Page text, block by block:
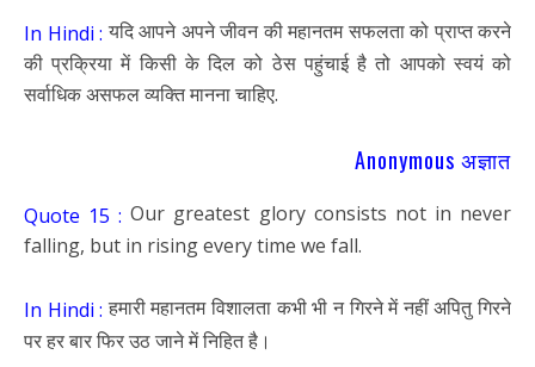
In Hindi : यदि आपने अपने जीवन की महानतम सफलता को प्राप्त करने
की प्रक्रिया में किसी के दिल को ठेस पहुंचाई है तो आपको स्वयं को
सर्वाधिक असफल व्यक्ति मानना चाहिए.
Anonymous अज्ञात
Quote 15 : Our greatest glory consists not in never
falling, but in rising every time we fall.
In Hindi : हमारी महानतम विशालता कभी भी न गिरने में नहीं अपितु गिरने
पर हर बार फिर उठ जाने में निहित है।